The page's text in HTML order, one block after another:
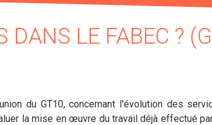
DANS LE FABEC ?
du GT10, concernant l'évolution des
la mise en œuvre du travail déjà effectué